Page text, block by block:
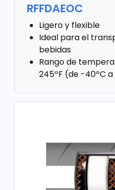
RFFDAEOC
Ligero y flexible
Ideal para el
bebidas
Rango de
245ºF (de -40ºC a